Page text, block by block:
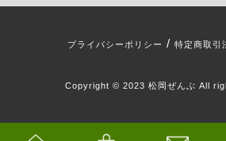
プライバシーポリシー / 特定商取引
Copyright © 2023 松岡ぜんぶ All